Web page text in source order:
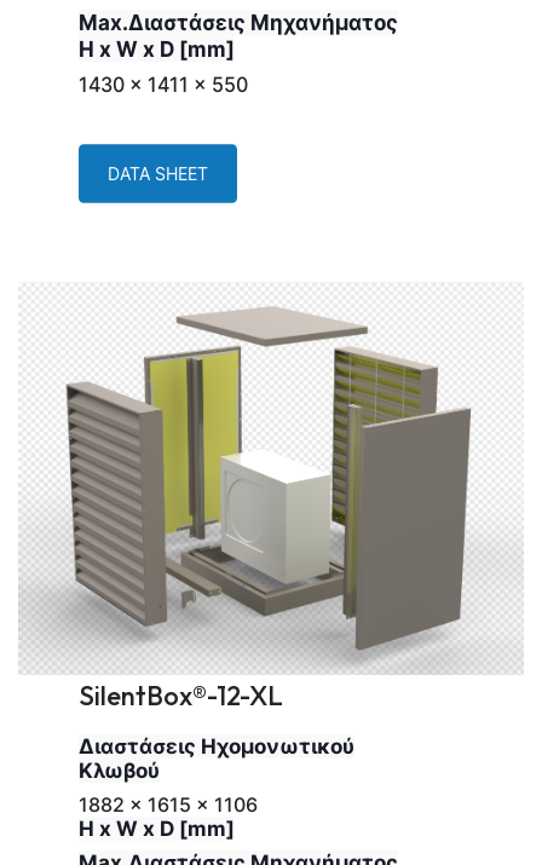
Max.Διαστάσεις Μηχανήματος
H x W x D [mm]
1430 x 1411 x 550
DATA SHEET
SilentBox®-12-XL
Διαστάσεις Ηχομονωτικού
Κλωβού
1882 x 1615 x 1106
H x W x D [mm]